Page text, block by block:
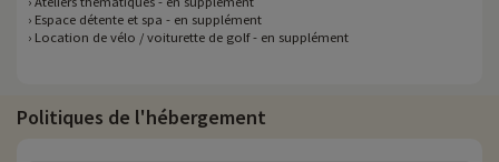
› Espace détente et spa - en supplément
› Location de vélo / voiturette de golf - en supplément
Politiques de l'hébergement